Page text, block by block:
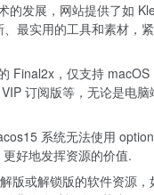
的发展，网站提供了如
最实用的工具和素材，
Final2x，仅支持
订阅版等，无论是电
系统无法使用
好地发挥资源的价值.
版或解锁版的软件资源